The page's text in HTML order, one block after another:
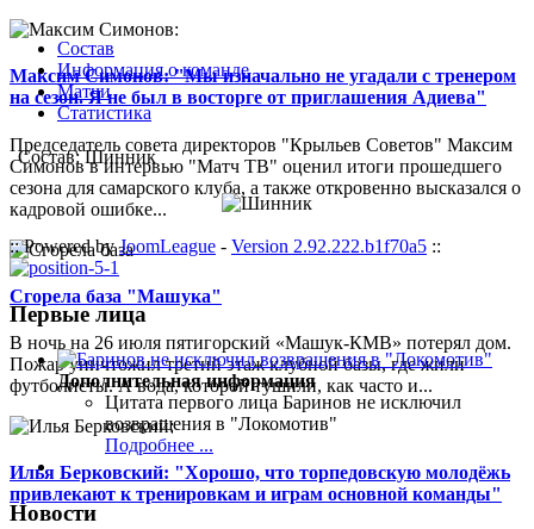
Максим Симонов: "Мы изначально не угадали с тренером
на сезон. Я не был в восторге от приглашения Адиева"
Председатель совета директоров "Крыльев Советов" Максим
Симонов в интервью "Матч ТВ" оценил итоги прошедшего
сезона для самарского клуба, а также откровенно высказался о
кадровой ошибке...
Сгорела база "Машука"
В ночь на 26 июля пятигорский «Машук-КМВ» потерял дом.
Пожар уничтожил третий этаж клубной базы, где жили
футболисты. А вода, которой тушили, как часто и...
Илья Берковский: "Хорошо, что торпедовскую молодёжь
привлекают к тренировкам и играм основной команды"
Состав
Информация о команде
Матчи
Статистика
Состав: Шинник
:: Powered byJoomLeague - Version 2.92.222.b1f70a5 ::
Первые лица
Дополнительная информация
Цитата первого лица Баринов не исключил
возвращения в "Локомотив"
Подробнее ...
Новости